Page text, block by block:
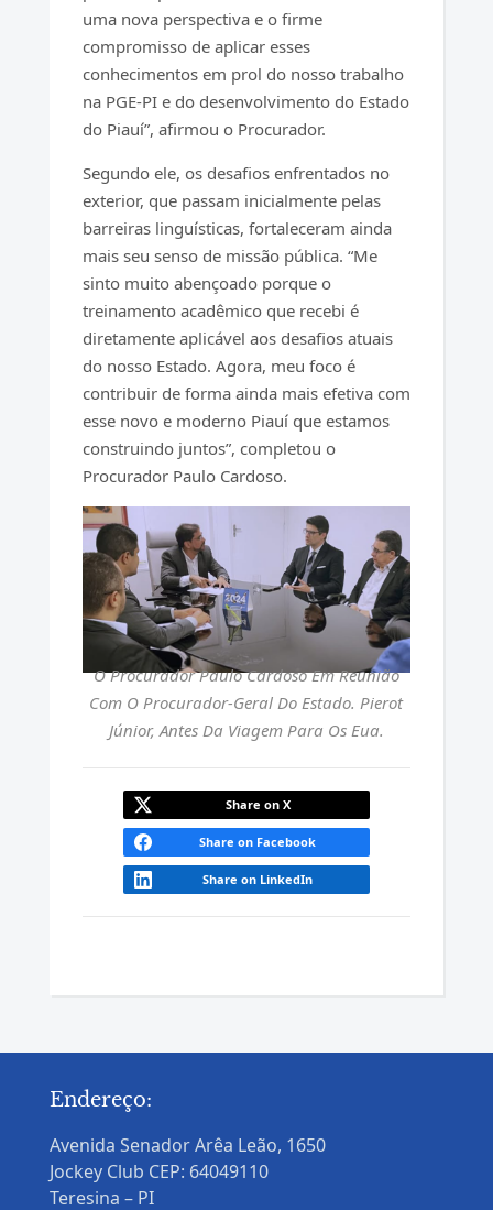
uma nova perspectiva e o firme
compromisso de aplicar esses
conhecimentos em prol do nosso trabalho
na PGE-PI e do desenvolvimento do Estado
do Piauí”, afirmou o Procurador.
Segundo ele, os desafios enfrentados no
exterior, que passam inicialmente pelas
barreiras linguísticas, fortaleceram ainda
mais seu senso de missão pública. “Me
sinto muito abençoado porque o
treinamento acadêmico que recebi é
diretamente aplicável aos desafios atuais
do nosso Estado. Agora, meu foco é
contribuir de forma ainda mais efetiva com
esse novo e moderno Piauí que estamos
construindo juntos”, completou o
Procurador Paulo Cardoso.
O Procurador Paulo Cardoso Em Reunião
Com O Procurador-Geral Do Estado. Pierot
Júnior, Antes Da Viagem Para Os Eua.
Share on X
Share on Facebook
Share on LinkedIn
Endereço:
Avenida Senador Arêa Leão, 1650
Jockey Club CEP: 64049110
Teresina – PI